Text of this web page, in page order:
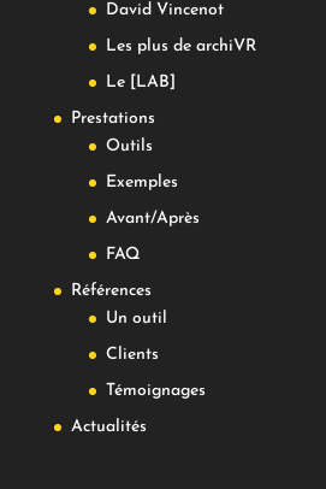
David Vincenot
Les plus de archiVR
Le [LAB]
Prestations
Outils
Exemples
Avant/Après
FAQ
Références
Un outil
Clients
Témoignages
Actualités